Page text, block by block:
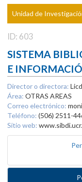
Unidad de
ID: 603
SISTEMA
E
Director o directora:
Área: OTRAS AREAS
Correo electrónico:
Teléfono: (506) 2511-
Sitio web: